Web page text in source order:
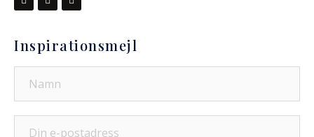
Inspirationsmejl